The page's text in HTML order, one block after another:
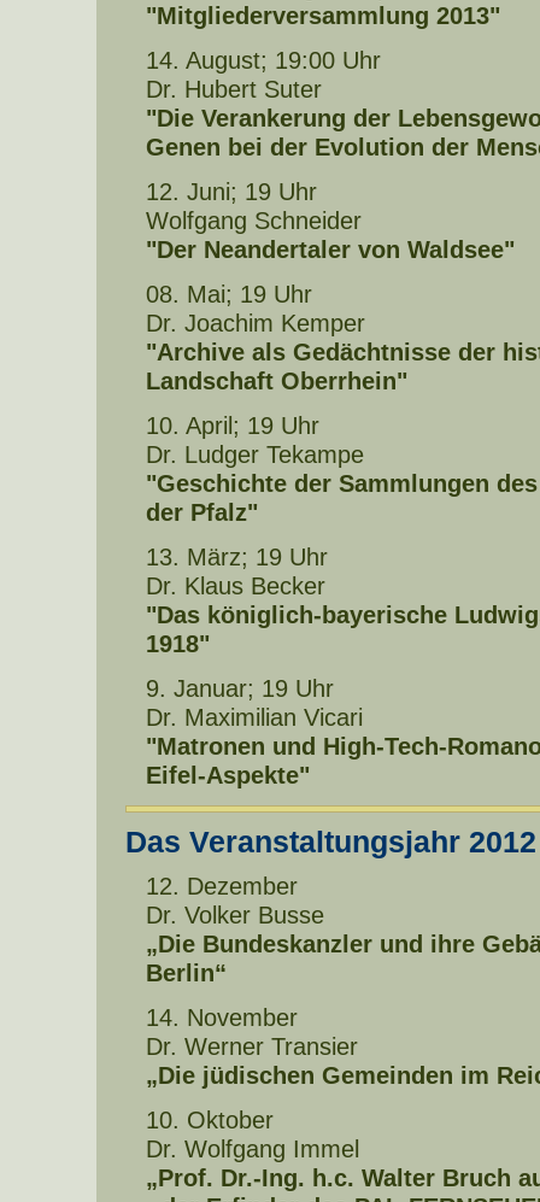
"Mitgliederversammlung 2013"
14. August; 19:00 Uhr
Dr. Hubert Suter
"Die Verankerung der
Genen bei der Evolution der
12. Juni; 19 Uhr
Wolfgang Schneider
"Der Neandertaler von Waldsee"
08. Mai; 19 Uhr
Dr. Joachim Kemper
"Archive als Gedächtnisse der
Landschaft Oberrhein"
10. April; 19 Uhr
Dr. Ludger Tekampe
"Geschichte der Sammlungen
der Pfalz"
13. März; 19 Uhr
Dr. Klaus Becker
"Das königlich-bayerische
1918"
9. Januar; 19 Uhr
Dr. Maximilian Vicari
"Matronen und High-Tech-
Eifel-Aspekte"
Das Veranstaltungsjahr 2012
12. Dezember
Dr. Volker Busse
„Die Bundeskanzler und ihre
Berlin“
14. November
Dr. Werner Transier
„Die jüdischen Gemeinden im
10. Oktober
Dr. Wolfgang Immel
„Prof. Dr.-Ing. h.c. Walter Bruch